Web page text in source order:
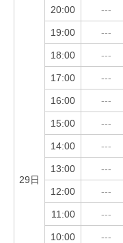
29日
20:00 ---
19:00 ---
18:00 ---
17:00 ---
16:00 ---
15:00 ---
14:00 ---
13:00 ---
12:00 ---
11:00 ---
10:00 ---